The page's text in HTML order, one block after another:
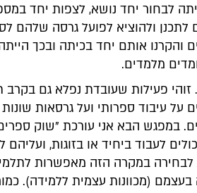
לבחור יחד נושא, לצפות יחד
לתכנן ולהוציא לפועל גרסה שלהם
והקרנו אותם יחד בכיתה ובכך
מלמדים.
פעילות שעובדת נפלא גם בקרב
על עיבוד ספרותי ועל גרסאות שונות
במפגש הבא אני עורכת "שוק
לעבוד ביחיד או בזוגות, ועליהם
לבחירה במקרה הזה מאפשרות
בעצמם (מכוונות עצמית ללמידה).